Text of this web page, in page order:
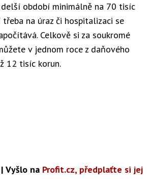
delší období minimálně na 70 tisíc
na úraz či hospitalizaci se
Celkově si za soukromé
v jednom roce z daňového
12 tisíc korun.
Vyšlo na Profit.cz, předplaťte si jej